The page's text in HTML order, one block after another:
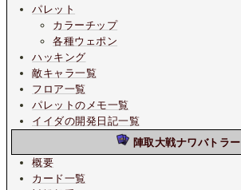
パレット
カラーチップ
各種ウェポン
ハッキング
敵キャラ一覧
フロア一覧
パレットのメモ一覧
イイダの開発日記一覧
陣取大戦ナワバトラー
概要
カード一覧